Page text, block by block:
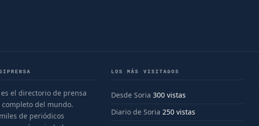
el directorio de prensa
del mundo.
de periódicos
LOS MÁS VISITADOS
Desde Soria 300 vistas
Diario de Soria 250 vistas